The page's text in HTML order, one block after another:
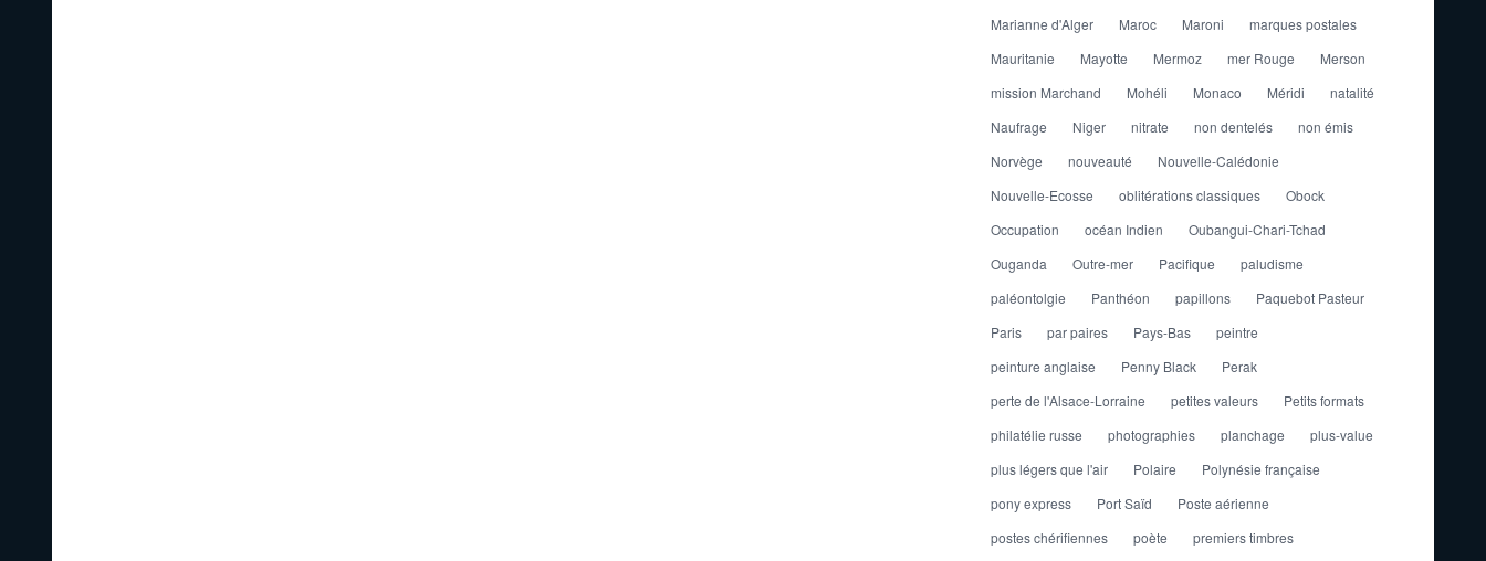
Marianne d'Alger
Maroc Maroni
marques postales
Mauritanie
Mayotte Mermoz mer Rouge
Merson
mission Marchand
Mohéli Monaco Méridi
natalité
Naufrage
Niger nitrate non dentelés
non émis
Norvège
nouveauté
Nouvelle-Calédonie
Nouvelle-Ecosse
oblitérations classiques
Obock
Occupation
océan Indien
Oubangui-Chari-Tchad
Ouganda
Outre-mer Pacifique
paludisme
paléontolgie
Panthéon papillons
Paquebot Pasteur
Paris
par paires Pays-Bas
peintre
peinture anglaise
Penny Black
Perak
perte de l'Alsace-Lorraine
petites valeurs
Petits formats
philatélie russe
photographies planchage
plus-value
plus légers que l'air
Polaire
Polynésie française
pony express
Port Saïd
Poste aérienne
postes chérifiennes
poète premiers timbres